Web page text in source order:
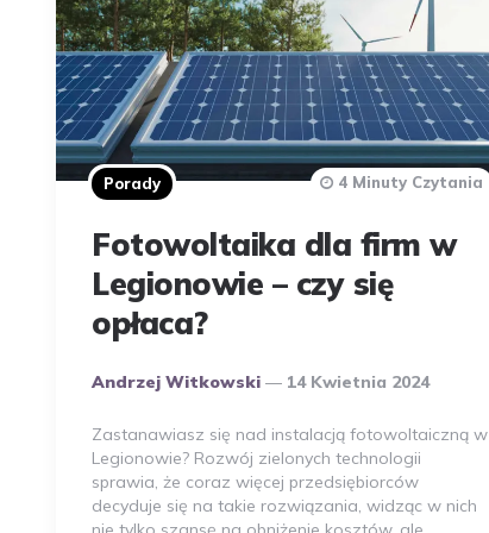
Porady
Fotowoltaika dla firm w
Legionowie – czy się
opłaca?
Opublikowany
Andrzej Witkowski 14 Kwietnia 2024
4 Minuty Czytania
Zastanawiasz się nad instalacją fotowoltaiczną w
Legionowie? Rozwój zielonych technologii
sprawia, że coraz więcej przedsiębiorców
decyduje się na takie rozwiązania, widząc w nich